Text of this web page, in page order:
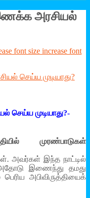
அரசியல்
increase font
முடியாது?-
முரண்பாடுகள்
அவர்கள் இந்த நாட்டில்
இணைந்து தமது
அபிவிருத்தியைக்